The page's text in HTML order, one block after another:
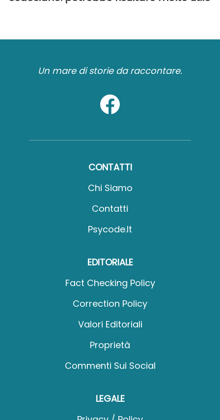
Un mare di storie da raccontare.
CONTATTI
Chi Siamo
Contatti
Psycode.it
EDITORIALE
Fact Checking Policy
Correction Policy
Valori Editoriali
Proprietà
Commenti Sui Social
LEGALE